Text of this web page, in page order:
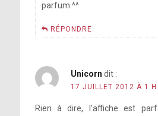
parfum ^^
RÉPONDRE
Unicorn dit :
17 JUILLET 2012 À 1 H
Rien à dire, l’affiche est